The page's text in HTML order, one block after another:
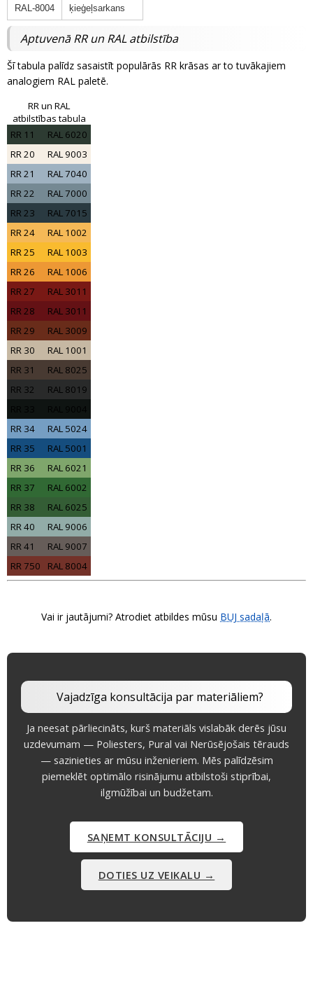
RAL-8004 ķieģeļsarkans
Aptuvenā RR un RAL atbilstība
Šī tabula palīdz sasaistīt populārās RR krāsas ar to tuvākajiem
analogiem RAL paletē.
RR un RAL
atbilstības tabula
RR 11
RAL 6020
RR 20
RAL 9003
RR 21
RAL 7040
RR 22
RAL 7000
RR 23
RAL 7015
RR 24
RAL 1002
RR 25
RAL 1003
RR 26
RAL 1006
RR 27
RAL 3011
RR 28
RAL 3011
RR 29
RAL 3009
RR 30
RAL 1001
RR 31
RAL 8025
RR 32
RAL 8019
RR 34
RAL 5024
RR 35
RAL 5001
RR 36
RAL 6021
RR 37
RAL 6002
RR 38
RAL 6025
RR 40
RAL 9006
RR 41
RAL 9007
RR 750
RAL 8004
Vai ir jautājumi? Atrodiet atbildes mūsu BUJ sadaļā.
Vajadzīga konsultācija par materiāliem?
Ja neesat pārliecināts, kurš materiāls vislabāk derēs jūsu
uzdevumam — Poliesters, Pural vai Nerūsējošais tērauds
— sazinieties ar mūsu inženieriem. Mēs palīdzēsim
piemeklēt optimālo risinājumu atbilstoši stiprībai,
ilgmūžībai un budžetam.
SAŅEMT KONSULTĀCIJU →
DOTIES UZ VEIKALU →